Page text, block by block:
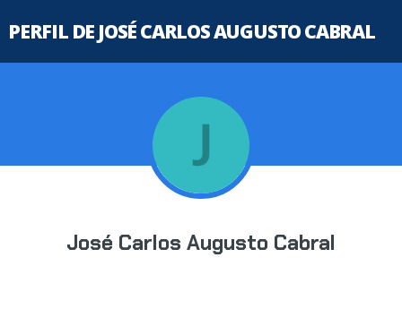
PERFIL DE JOSÉ CARLOS AUGUSTO CABRAL
José Carlos Augusto Cabral